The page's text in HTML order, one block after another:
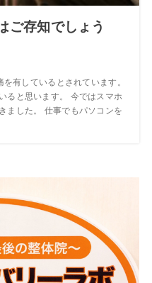
ご存知でしょう
有しているとされています。
ると思います。 今ではスマホ
ました。 仕事でもパソコンを